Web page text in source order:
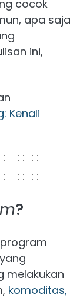
cocok
apa saja
ini,
Kenali
?
melakukan
komoditas,